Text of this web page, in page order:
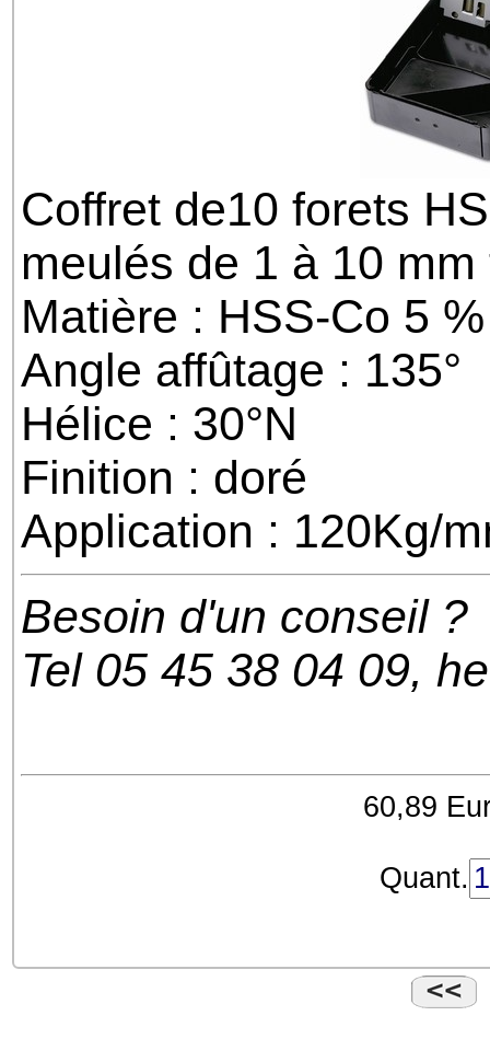
Coffret de10 forets
meulés de 1 à 10
Matière : HSS-Co 5 %
Angle affûtage : 135°
Hélice : 30°N
Finition : doré
Application : 120Kg/
Besoin d'un conseil ?
Tel 05 45 38 04 09,
60,89
Quant.